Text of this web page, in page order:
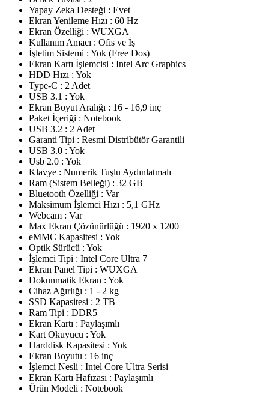
Yapay Zeka Desteği : Evet
Ekran Yenileme Hızı : 60 Hz
Ekran Özelliği : WUXGA
Kullanım Amacı : Ofis ve İş
İşletim Sistemi : Yok (Free Dos)
Ekran Kartı İşlemcisi : Intel Arc Graphics
HDD Hızı : Yok
Type-C : 2 Adet
USB 3.1 : Yok
Ekran Boyut Aralığı : 16 - 16,9 inç
Paket İçeriği : Notebook
USB 3.2 : 2 Adet
Garanti Tipi : Resmi Distribütör Garantili
USB 3.0 : Yok
Usb 2.0 : Yok
Klavye : Numerik Tuşlu Aydınlatmalı
Ram (Sistem Belleği) : 32 GB
Bluetooth Özelliği : Var
Maksimum İşlemci Hızı : 5,1 GHz
Webcam : Var
Max Ekran Çözünürlüğü : 1920 x 1200
eMMC Kapasitesi : Yok
Optik Sürücü : Yok
İşlemci Tipi : Intel Core Ultra 7
Ekran Panel Tipi : WUXGA
Dokunmatik Ekran : Yok
Cihaz Ağırlığı : 1 - 2 kg
SSD Kapasitesi : 2 TB
Ram Tipi : DDR5
Ekran Kartı : Paylaşımlı
Kart Okuyucu : Yok
Harddisk Kapasitesi : Yok
Ekran Boyutu : 16 inç
İşlemci Nesli : Intel Core Ultra Serisi
Ekran Kartı Hafızası : Paylaşımlı
Ürün Modeli : Notebook